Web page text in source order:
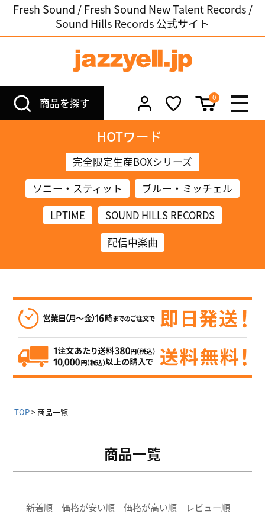
Fresh Sound / Fresh Sound New Talent Records /
Sound Hills Records 公式サイト
商品を探す 0
HOTワード
完全限定生産BOXシリーズ
ソニー・スティット
ブルー・ミッチェル
LPTIME
SOUND HILLS RECORDS
配信中楽曲
TOP 商品一覧
商品一覧
新着順 価格が安い順 価格が高い順 レビュー順